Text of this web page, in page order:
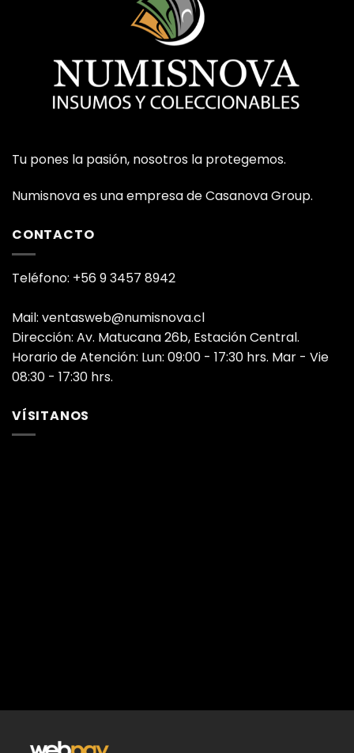
Tu pones la pasión, nosotros la protegemos.
Numisnova es una empresa de Casanova Group.
CONTACTO
Teléfono: +56 9 3457 8942
Mail: ventasweb@numisnova.cl
Dirección: Av. Matucana 26b, Estación Central.
Horario de Atención: Lun: 09:00 - 17:30 hrs. Mar - Vie
08:30 - 17:30 hrs.
VÍSITANOS